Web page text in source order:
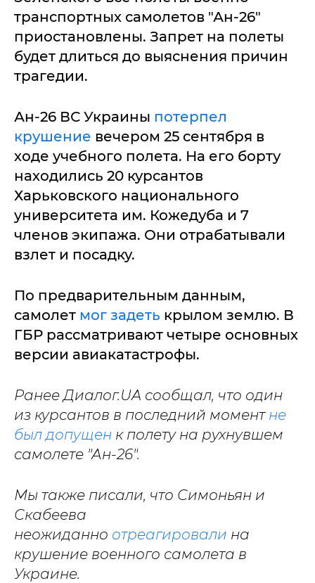
транспортных самолетов "Ан-26"
приостановлены. Запрет на полеты
будет длиться до выяснения причин
трагедии.
Ан-26 ВС Украины потерпел
крушение вечером 25 сентября в
ходе учебного полета. На его борту
находились 20 курсантов
Харьковского национального
университета им. Кожедуба и 7
членов экипажа. Они отрабатывали
взлет и посадку.
По предварительным данным,
самолет мог задеть крылом землю. В
ГБР рассматривают четыре основных
версии авиакатастрофы.
Ранее Диалог.UA сообщал, что один
из курсантов в последний момент не
был допущен к полету на рухнувшем
самолете "Ан-26".
Мы также писали, что Симоньян и
Скабеева
неожиданно отреагировали на
крушение военного самолета в
Украине.